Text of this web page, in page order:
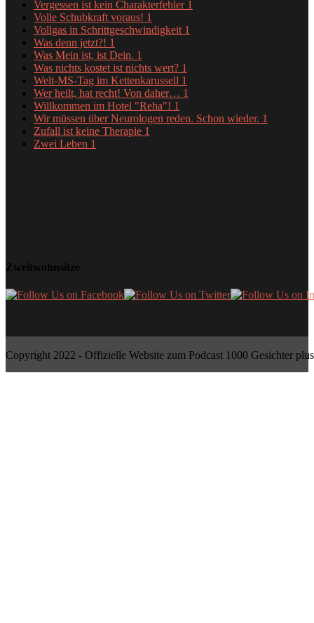
Vergessen ist kein Charakterfehler 1
Volle Schubkraft voraus! 1
Vollgas in Schrittgeschwindigkeit 1
Was denn jetzt?! 1
Was Mein ist, ist Dein. 1
Was nichts kostet ist nichts wert? 1
Welt-MS-Tag im Kettenkarussell 1
Wer heilt, hat recht! Von daher… 1
Willkommen im Hotel "Reha"! 1
Wir müssen über Neurologen reden. Schon wieder. 1
Zufall ist keine Therapie 1
Zwei Leben 1
Zweitwohnsitze
Copyright 2022 - Offizielle Website zum Podcast 1000 Gesichter